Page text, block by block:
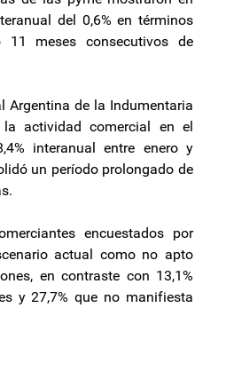
del 0,6% en términos
11 meses consecutivos de
Argentina de la Indumentaria
actividad comercial en el
interanual entre enero y
un período prolongado de
encuestados por
actual como no apto
en contraste con 13,1%
y 27,7% que no manifiesta